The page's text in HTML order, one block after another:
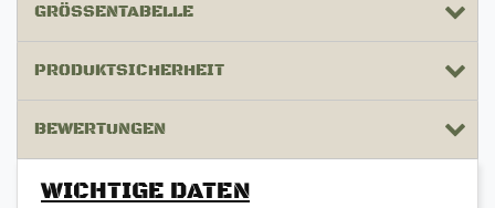
GRÖSSENTABELLE
PRODUKTSICHERHEIT
BEWERTUNGEN
WICHTIGE DATEN